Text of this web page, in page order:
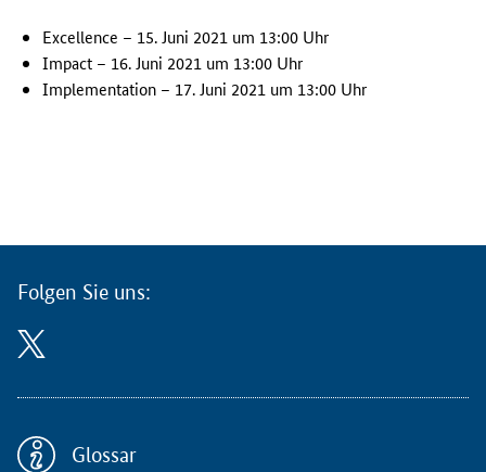
g
s
r
K
G
s
n
d
Excellence – 15. Juni 2021 um 13:00 Uhr
Impact– 16. Juni 2021 um 13:00 Uhr
Implementation– 17. Juni 2021 um 13:00 Uhr
Folgen Sie uns:
Glossar